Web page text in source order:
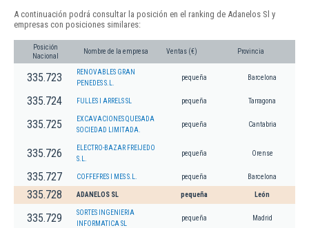
A continuación podrá consultar la posición en el ranking de Adanelos Sl y
empresas con posiciones similares:
Posición
Nacional
Nombre de la empresa Ventas (€) Provincia
335.723
RENOVABLES GRAN
PENEDES S.L.
pequeña Barcelona
335.724 FULLES I ARRELS SL pequeña Tarragona
335.725
EXCAVACIONES QUESADA
SOCIEDAD LIMITADA.
pequeña Cantabria
335.726
ELECTRO-BAZAR FREIJEDO
S.L.
pequeña Orense
335.727 COFFEFRES I MES S.L. pequeña Barcelona
335.728 ADANELOS SL pequeña León
335.729
SORTES INGENIERIA
INFORMATICA SL
pequeña Madrid